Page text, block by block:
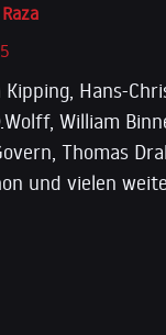
Hans-
William
Thomas
und vielen